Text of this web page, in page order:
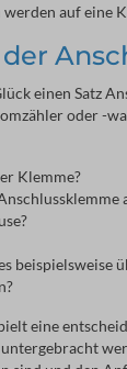
auf
einen Satz
oder -
Klemme?
beispielsweise
eine